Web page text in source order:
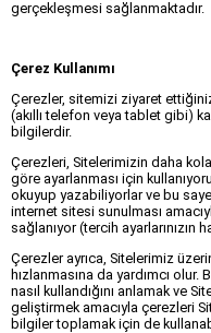
gerçekleşmesi sağlanmaktadır.
Çerez Kullanımı
Çerezler, sitemizi ziyaret
(akıllı telefon veya tablet gibi)
bilgilerdir.
Çerezleri, Sitelerimizin daha
göre ayarlanması için
okuyup yazabiliyorlar ve bu
internet sitesi sunulması
sağlanıyor (tercih ayarlarınızın
Çerezler ayrıca, Sitelerimiz
hızlanmasına da yardımcı
nasıl kullandığını anlamak ve
geliştirmek amacıyla çerezleri
bilgiler toplamak için de